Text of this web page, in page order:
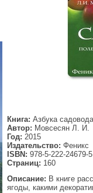
Книга: Азбука
Автор: Мовсесян Л. И.
Год: 2015
Издательство: Феникс
ISBN: 978-5-222-24679-5
Страниц: 160
Описание: В книге
ягоды, какими
▼
▼